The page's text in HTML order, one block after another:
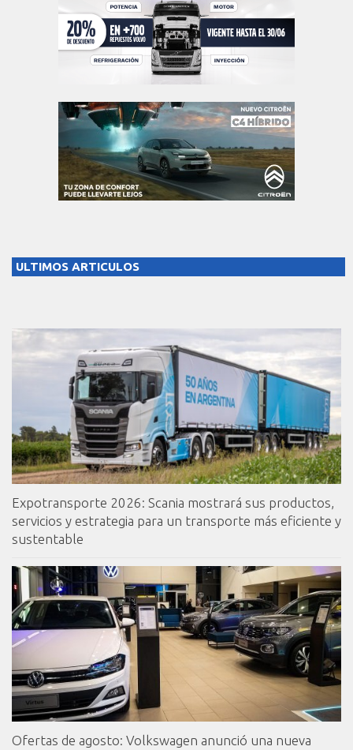
ULTIMOS ARTICULOS
Expotransporte 2026: Scania mostrará sus productos,
servicios y estrategia para un transporte más eficiente y
sustentable
Ofertas de agosto: Volkswagen anunció una nueva